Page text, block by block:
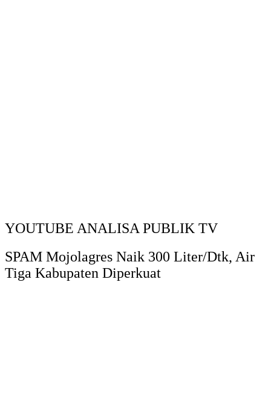
YOUTUBE ANALISA PUBLIK TV
SPAM Mojolagres Naik 300 Liter/Dtk, Air
Tiga Kabupaten Diperkuat